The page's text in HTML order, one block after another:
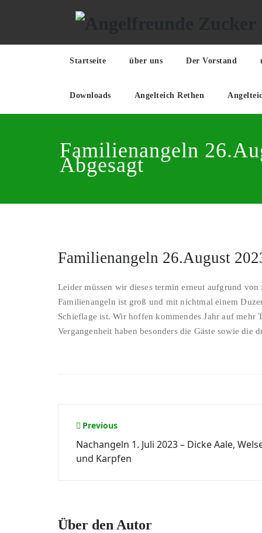
Startseite über uns Der Vorstand
Downloads Angelteich Rethen
Familienangeln
Abgesagt
Familienangeln 26.August
Leider müssen wir dieses termin erneut aufgrund
Familienangeln ist groß und mit nichtmal einem
Schieflage ist. Wir hoffen kommendes Jahr auf mehr
Vergangenheit haben besonders die Gäste sowie die
Beitrags-
Navigation
Previous
Nachangeln 1. Juli 2023 – Dicke Aale,
und Karpfen
Über den Autor